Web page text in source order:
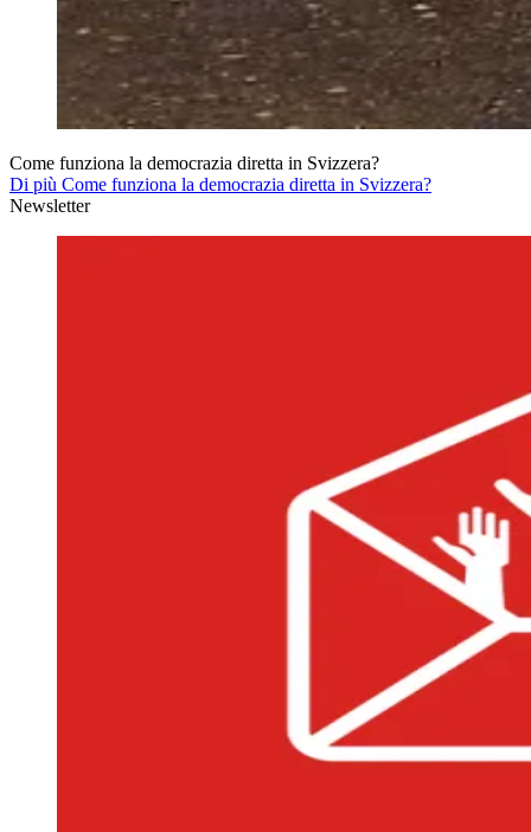
Come funziona la democrazia diretta in Svizzera?
Di più Come funziona la democrazia diretta in Svizzera?
Newsletter